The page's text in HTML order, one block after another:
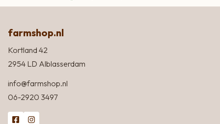
farmshop.nl
Kortland 42
2954 LD Alblasserdam
info@farmshop.nl
06-2920 3497